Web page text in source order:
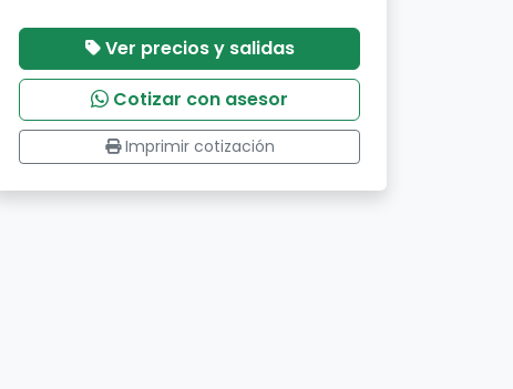
Ver precios y salidas
Cotizar con asesor
Imprimir cotización